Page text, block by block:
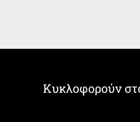
Κυκλοφορούν